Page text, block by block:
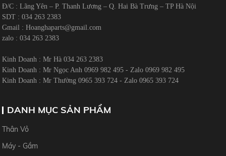
Đ/C : Lãng Yên – P. Thanh Lương – Q. Hai Bà Trưng – TP Hà Nội
SDT : 034 263 2383
Gmail :Hoanghaparts@gmail.com
zalo : 034 263 2383
Kinh Doanh : Mr Hà 034 263 2383
Kinh Doanh : Mr Ngọc Anh 0969 982 495 - Zalo 0969 982 495
Kinh Doanh : Mr Thường 0965 393 724 - Zalo 0965 393 724
DANH MỤC SẢN PHẨM
Thân Vỏ
Máy - Gầm